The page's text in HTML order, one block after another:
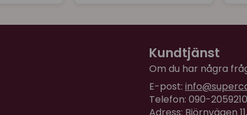
Kundtjänst
Om du har några
E-post:
Telefon: 090-2059210